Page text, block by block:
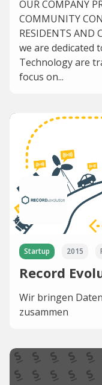
OUR COMPANY
COMMUNITY
RESIDENTS AND
we are dedicated
Technology are
focus on...
Startup 2015
Record
Wir bringen
zusammen